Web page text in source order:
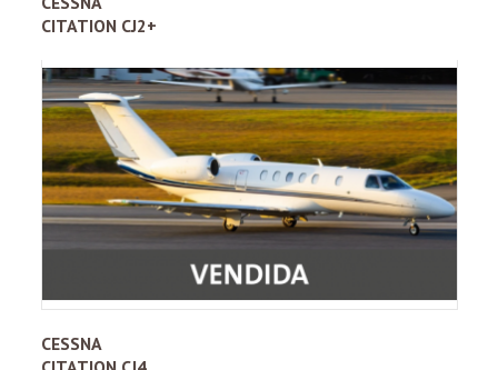
CITATION CJ2+
CESSNA